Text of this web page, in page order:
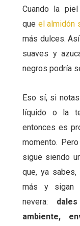
Cuando la
que el almidón
más dulces.
suaves y
negros podría
Eso sí, si
líquido o la
entonces es
momento.
sigue siendo
que, ya
más y sigan
nevera:
ambiente,